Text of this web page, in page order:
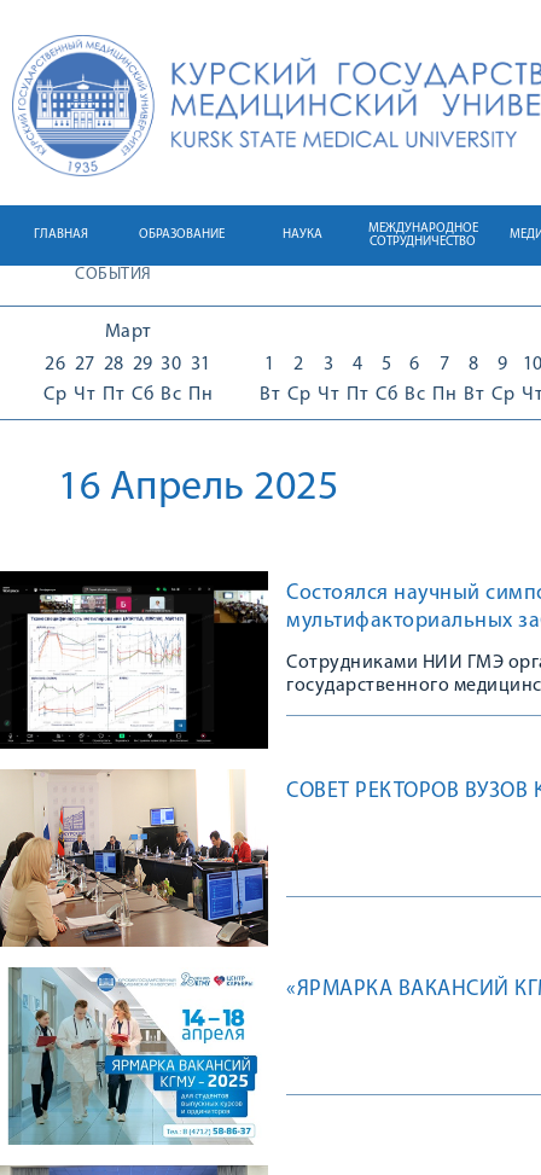
ГЛАВНАЯ ОБРАЗОВАНИЕ НАУКА
МЕЖДУНАРОДНОЕ
СОТРУДНИЧЕСТВО
СОБЫТИЯ
Март
26
Ср
27
Чт
28
Пт
29
Сб
30
Вс
31
Пн
1
Вт
2
Ср
3
Чт
4
Пт
5
Сб
6
Вс
7
Пн
8
Вт
9
Ср
16 Апрель 2025
Состоялся научный
мультифакториальных
Сотрудниками НИИ ГМЭ
государственного
СОВЕТ РЕКТОРОВ ВУЗОВ
«ЯРМАРКА ВАКАНСИЙ